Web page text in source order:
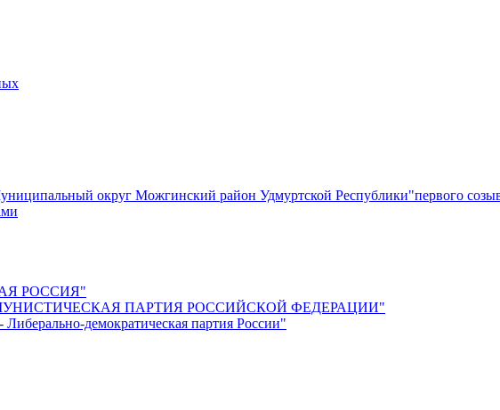
округ Можгинский район Удмуртской Республики"первого
РОССИЯ"
ПАРТИЯ РОССИЙСКОЙ ФЕДЕРАЦИИ"
демократическая партия России"